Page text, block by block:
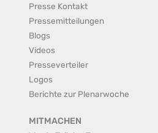
Presse Kontakt
Pressemitteilungen
Blogs
Videos
Presseverteiler
Logos
Berichte zur Plenarwoche
MITMACHEN